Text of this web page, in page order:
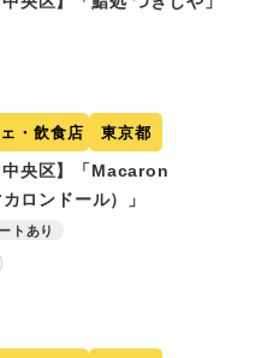
・飲食店 東京都
中央区】「Macaron
ロンドール）」
トあり